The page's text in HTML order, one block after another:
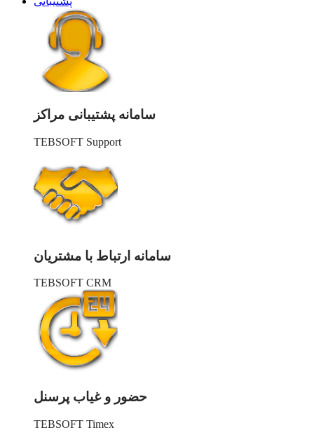
سامانه پشتیبانی مراکز
TEBSOFT Support
سامانه ارتباط با مشتریان
TEBSOFT CRM
حضور و غیاب پرسنل
TEBSOFT Timex